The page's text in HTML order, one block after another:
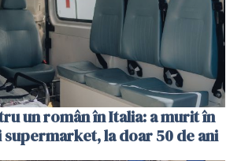
un român în Italia: a murit în
la doar 50 de ani